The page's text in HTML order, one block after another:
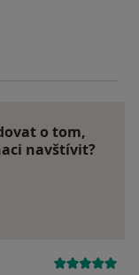
odstraněn
o tom,
navštívit?